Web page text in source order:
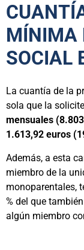
MÍNIMA
SOCIAL
La cuantía de la
sola que la
mensuales
1.613,92 euros
Además, a esta
miembro de la
monoparentales,
% del que
algún miembro